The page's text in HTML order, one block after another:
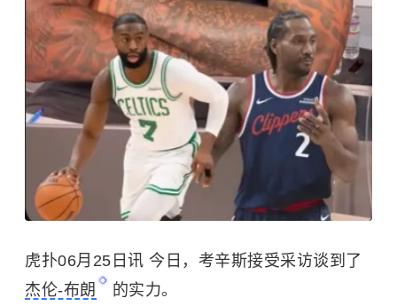
虎扑06月25日讯 今日，考辛斯接受采访谈到了
杰伦-布朗
的实力。